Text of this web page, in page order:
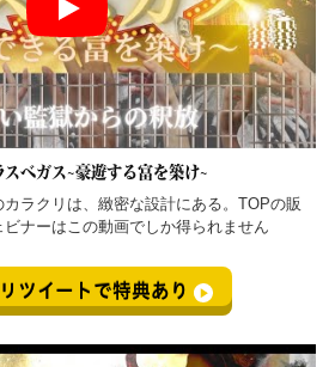
スベガス~豪遊する富を築け~
ラクリは、緻密な設計にある。TOPの販
ナーはこの動画でしか得られません
ツイートで特典あり